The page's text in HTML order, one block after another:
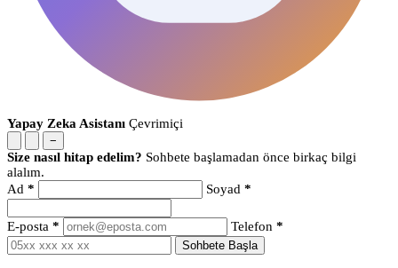
Yapay Zeka Asistanı Çevrimiçi
−
Size nasıl hitap edelim? Sohbete başlamadan önce birkaç bilgi
alalım.
Ad * Soyad *
E-posta * Telefon *
Sohbete Başla